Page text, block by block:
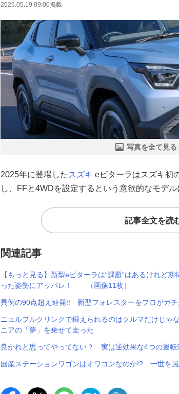
2026.05.19 09:00掲載
写真を全て見る
2025年に登場した スズキ eビターラはスズキ初
し、FFと4WDを設定するという意欲的なモデル
記事全文を読
関連記事
【もっと見る】新型eビターラは“課題”はあるけれど
った姿勢にアッパレ！ （画像11枚）
異例の90点超え連発!! 新型フォレスターをプロがガチ
ニュルブルクリンクで鍛えられるのはクルマだけじ
ニアの「夢」を乗せて走った
良かれと思ってやってない？ 実は逆効果な4つの運転
国産ステーションワゴンはオワコンなのか!? 一世を